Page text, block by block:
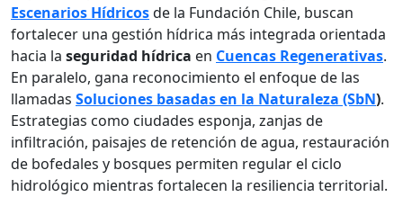
Escenarios Hídricosde la Fundación Chile, buscan
fortalecer una gestión hídrica más integrada orientada
hacia la seguridad hídrica en Cuencas Regenerativas.
En paralelo, gana reconocimiento el enfoque de las
llamadas Soluciones basadas en la Naturaleza (SbN).
Estrategias como ciudades esponja, zanjas de
infiltración, paisajes de retención de agua, restauración
de bofedales y bosques permiten regular el ciclo
hidrológico mientras fortalecen la resiliencia territorial.